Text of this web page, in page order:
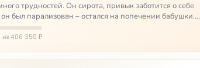
трудностей. Он сирота, привык заботится о себе
был парализован – остался на попечении бабушки.
из 406 350 ₽